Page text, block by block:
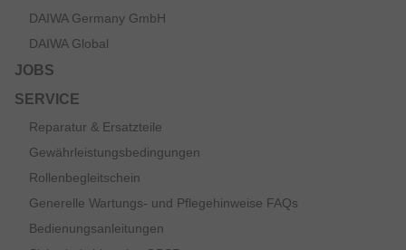
DAIWA Germany GmbH
DAIWA Global
JOBS
SERVICE
Reparatur & Ersatzteile
Gewährleistungsbedingungen
Rollenbegleitschein
Generelle Wartungs- und Pflegehinweise FAQs
Bedienungsanleitungen